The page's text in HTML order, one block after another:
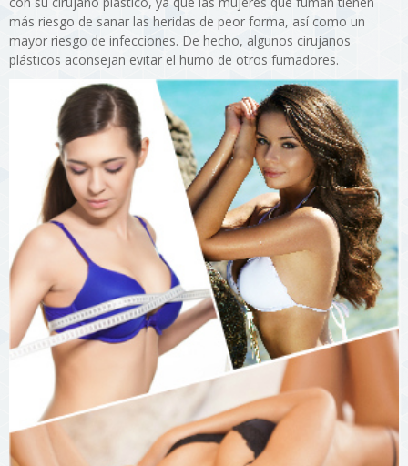
más riesgo de sanar las heridas de peor forma, así como un
mayor riesgo de infecciones. De hecho, algunos cirujanos
plásticos aconsejan evitar el humo de otros fumadores.